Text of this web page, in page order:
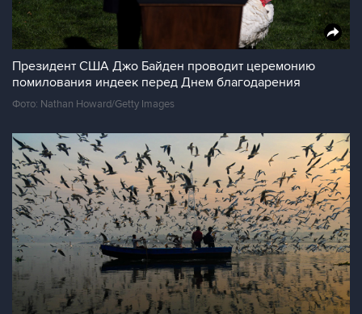
Президент США Джо Байден проводит церемонию
помилования индеек перед Днем благодарения
Фото: Nathan Howard/Getty Images